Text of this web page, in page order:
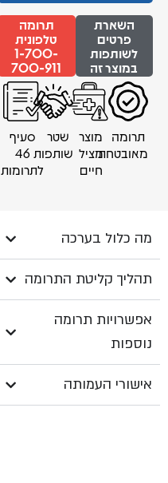
השארת
פרטים
לשותפות
במוצר זה
תרומה
טלפונית
1-700-
700-911
תרומה
מאובטחת
מוצר
מציל
חיים
שטר
שותפות
סעיף
46
לתרומות
מה כלול בערכה
תהליך קליטת התרומה
אפשרויות תרומה
נוספות
אישורי העמותה